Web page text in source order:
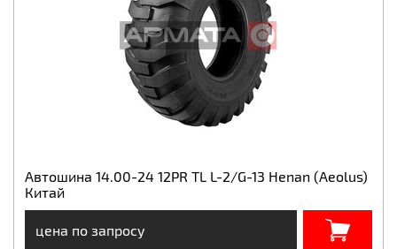
Автошина 14.00-24 12PR TL L-2/G-13 Henan (Aeolus)
Китай
цена по запросу